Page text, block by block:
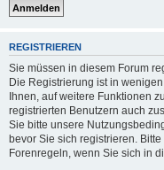
REGISTRIEREN
Sie müssen in diesem Forum
Die Registrierung ist in
Ihnen, auf weitere Funktionen
registrierten Benutzern auch
Sie bitte unsere
bevor Sie sich registrieren.
Forenregeln, wenn Sie sich in